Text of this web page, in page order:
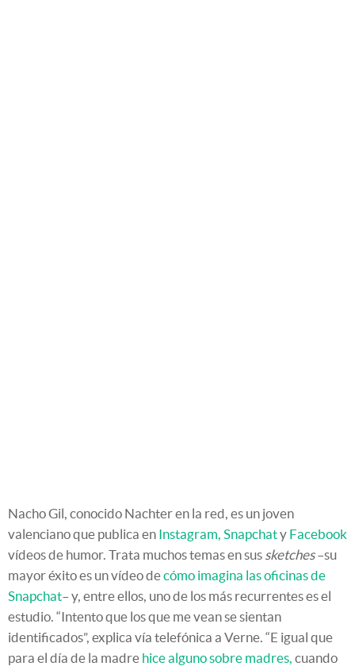
Nacho Gil, conocido Nachter en la red, es un joven
valenciano que publica en Instagram, Snapchaty Facebook
vídeos de humor. Trata muchos temas en sus sketches–su
mayor éxito es un vídeo decómo imagina las oficinas de
Snapchat– y, entre ellos, uno de los más recurrentes es el
estudio. “Intento que los que me vean se sientan
identificados”, explica vía telefónica a Verne. “E igual que
para el día de la madre hice alguno sobre madres, cuando